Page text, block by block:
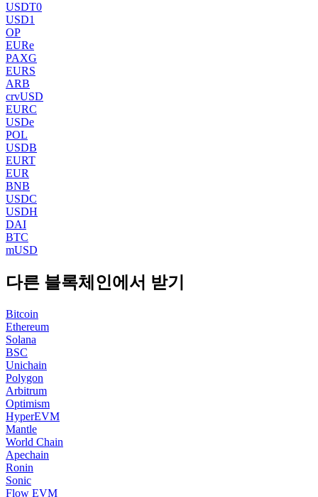
USDT0
USD1
OP
EURe
PAXG
EURS
ARB
crvUSD
EURC
USDe
POL
USDB
EURT
EUR
BNB
USDC
USDH
DAI
BTC
mUSD
다른 블록체인에서 받기
Bitcoin
Ethereum
Solana
BSC
Unichain
Polygon
Arbitrum
Optimism
HyperEVM
Mantle
World Chain
Apechain
Ronin
Sonic
Flow EVM